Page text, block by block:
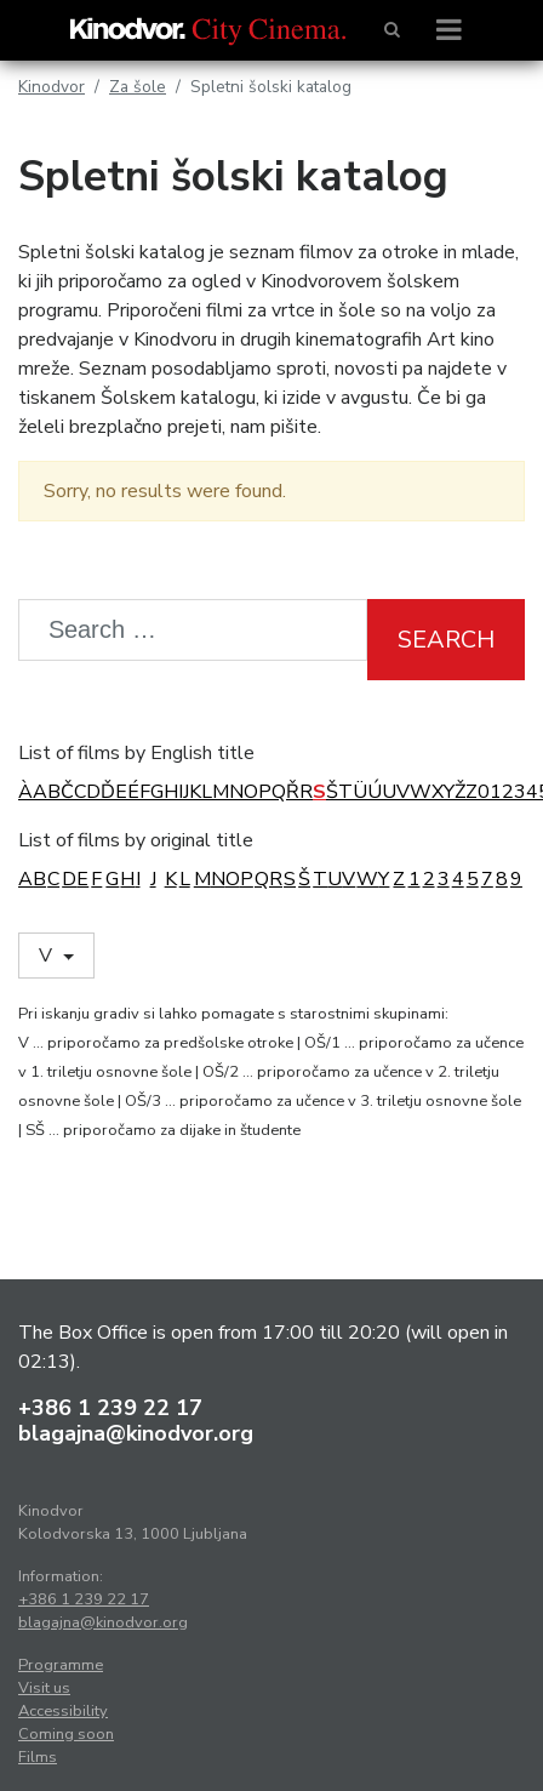
Kinodvor Za šole Spletni šolski katalog
Spletni šolski katalog
Spletni šolski katalog je seznam filmov za otroke in mlade,
ki jih priporočamo za ogled v Kinodvorovem šolskem
programu. Priporočeni filmi za vrtce in šole so na voljo za
predvajanje v Kinodvoru in drugih kinematografih Art kino
mreže. Seznam posodabljamo sproti, novosti pa najdete v
tiskanem Šolskem katalogu, ki izide v avgustu. Če bi ga
želeli brezplačno prejeti, nam pišite.
Sorry, no results were found.
SEARCH
List of films by English title
ÀABČCDĎEÉFGHIJKLMNOPQŘRSŠTÜÚUVWXYŽZ01234
List of films by original title
ABCDEFGHI J KLMNOPQRSŠTUVWYZ 1 2345789
V
Pri iskanju gradiv si lahko pomagate s starostnimi skupinami:
V … priporočamo za predšolske otroke | OŠ/1 … priporočamo za učence
v 1. triletju osnovne šole | OŠ/2 … priporočamo za učence v 2. triletju
osnovne šole | OŠ/3 … priporočamo za učence v 3. triletju osnovne šole
| SŠ … priporočamo za dijake in študente
The Box Office is open from 17:00 till 20:20 (will open in
02:13).
+386 1 239 22 17
blagajna@kinodvor.org
Kinodvor
Kolodvorska 13, 1000 Ljubljana
Information:
+386 1 239 22 17
blagajna@kinodvor.org
Programme
Visit us
Accessibility
Coming soon
Films